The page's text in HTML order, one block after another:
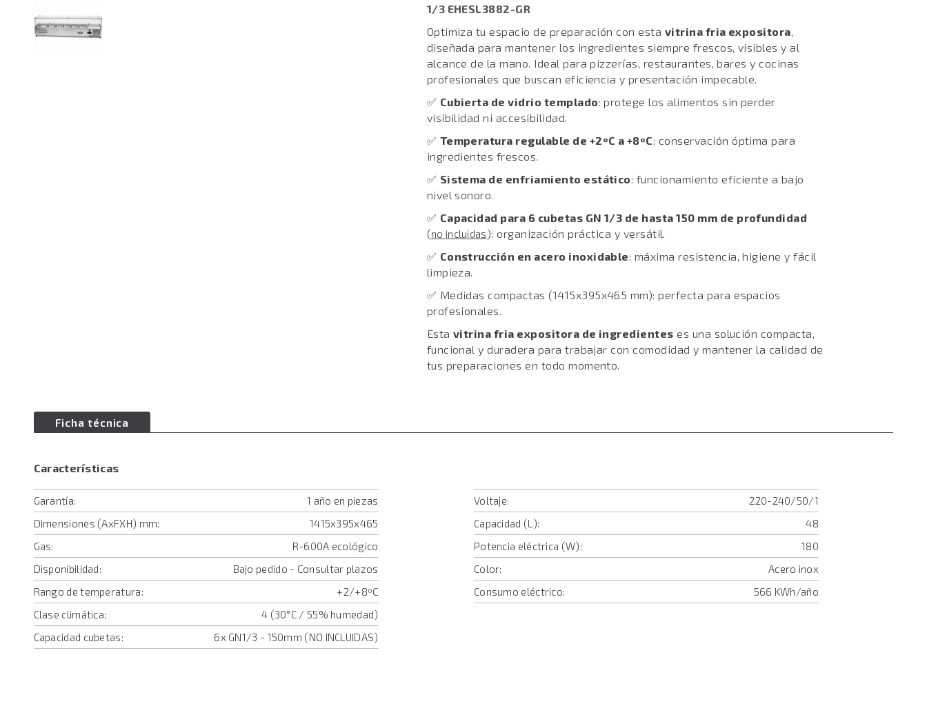
1/3 EHESL3882-GR
Optimiza tu espacio de preparación con esta vitrina fria expositora,
diseñada para mantener los ingredientes siempre frescos, visibles y al
alcance de la mano. Ideal para pizzerías, restaurantes, bares y cocinas
profesionales que buscan eficiencia y presentación impecable.
✅ Cubierta de vidrio templado: protege los alimentos sin perder
visibilidad ni accesibilidad.
✅ Temperatura regulable de +2ºC a +8ºC: conservación óptima para
ingredientes frescos.
✅ Sistema de enfriamiento estático: funcionamiento eficiente a bajo
nivel sonoro.
✅ Capacidad para 6 cubetas GN 1/3 de hasta 150 mm de profundidad
(no incluidas): organización práctica y versátil.
✅ Construcción en acero inoxidable: máxima resistencia, higiene y fácil
limpieza.
✅ Medidas compactas (1415x395x465 mm): perfecta para espacios
profesionales.
Esta vitrina fria expositora de ingredientes es una solución compacta,
funcional y duradera para trabajar con comodidad y mantener la calidad de
tus preparaciones en todo momento.
Ficha técnica
Características
Garantía:
1 año en piezas
Dimensiones (AxFXH) mm:
1415x395x465
Gas:
R-600A ecológico
Disponibilidad:
Bajo pedido - Consultar plazos
Rango de temperatura:
+2/+8ºC
Clase climática:
4 (30°C / 55% humedad)
Capacidad cubetas:
6x GN1/3 - 150mm (NO INCLUIDAS)
Voltaje:
220-240/50/1
Capacidad (L):
48
Potencia eléctrica (W):
180
Color:
Acero inox
Consumo eléctrico:
566 KWh/año